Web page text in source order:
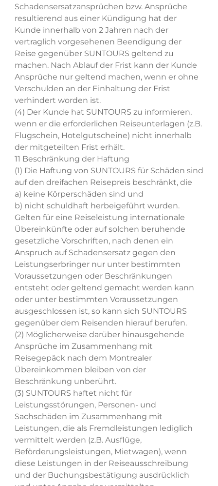
Schadensersatzansprüchen bzw. Ansprüche
resultierend aus einer Kündigung hat der
Kunde innerhalb von 2 Jahren nach der
vertraglich vorgesehenen Beendigung der
Reise gegenüber SUNTOURS geltend zu
machen. Nach Ablauf der Frist kann der Kunde
Ansprüche nur geltend machen, wenn er ohne
Verschulden an der Einhaltung der Frist
verhindert worden ist.
(4) Der Kunde hat SUNTOURS zu informieren,
wenn er die erforderlichen Reiseunterlagen (z.B.
Flugschein, Hotelgutscheine) nicht innerhalb
der mitgeteilten Frist erhält.
11 Beschränkung der Haftung
(1) Die Haftung von SUNTOURS für Schäden sind
auf den dreifachen Reisepreis beschränkt, die
a) keine Körperschäden sind und
b) nicht schuldhaft herbeigeführt wurden.
Gelten für eine Reiseleistung internationale
Übereinkünfte oder auf solchen beruhende
gesetzliche Vorschriften, nach denen ein
Anspruch auf Schadensersatz gegen den
Leistungserbringer nur unter bestimmten
Voraussetzungen oder Beschränkungen
entsteht oder geltend gemacht werden kann
oder unter bestimmten Voraussetzungen
ausgeschlossen ist, so kann sich SUNTOURS
gegenüber dem Reisenden hierauf berufen.
(2) Möglicherweise darüber hinausgehende
Ansprüche im Zusammenhang mit
Reisegepäck nach dem Montrealer
Übereinkommen bleiben von der
Beschränkung unberührt.
(3) SUNTOURS haftet nicht für
Leistungsstörungen, Personen- und
Sachschäden im Zusammenhang mit
Leistungen, die als Fremdleistungen lediglich
vermittelt werden (z.B. Ausflüge,
Beförderungsleistungen, Mietwagen), wenn
diese Leistungen in der Reiseausschreibung
und der Buchungsbestätigung ausdrücklich